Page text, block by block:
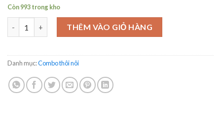
Còn 993 trong kho
Set bóng sinh nhật con heo bé 1 tuổi. số lượng
THÊM VÀO GIỎ HÀNG
Danh mục:Combo thôi nôi